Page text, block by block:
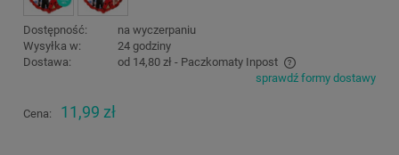
Dostępność:
na wyczerpaniu
Wysyłka w:
24 godziny
Dostawa:
od 14,80 zł - Paczkomaty Inpost
Cena nie zawiera ewentualnych kosztów płatnościsprawdź formy dostawy
Cena: 11,99 zł